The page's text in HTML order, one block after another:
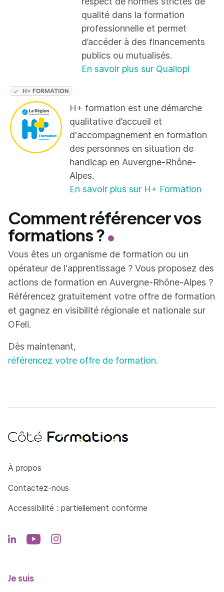
qualité dans la formation
professionnelle et permet
d’accéder à des financements
publics ou mutualisés.
En savoir plus sur Qualiopi
H+ formation est une démarche
qualitative d’accueil et
d'accompagnement en formation
des personnes en situation de
handicap en Auvergne-Rhône-
Alpes.
En savoir plus sur H+ Formation
Comment référencer vos
formations ?
Vous êtes un organisme de formation ou un
opérateur de l'apprentissage ? Vous proposez des
actions de formation en Auvergne-Rhône-Alpes ?
Référencez gratuitement votre offre de formation
et gagnez en visibilité régionale et nationale sur
OFeli.
Dès maintenant,
référencez votre offre de formation.
Côté Formations
À propos
Contactez-nous
Accessibilité : partiellement conforme
Je suis